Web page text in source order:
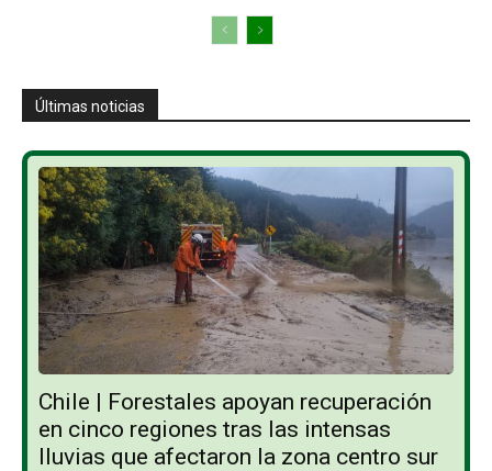
Últimas noticias
Chile | Forestales apoyan recuperación
en cinco regiones tras las intensas
lluvias que afectaron la zona centro sur